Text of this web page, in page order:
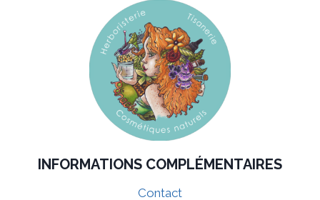
INFORMATIONS COMPLÉMENTAIRES
Contact